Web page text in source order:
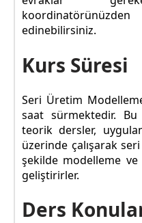
edinebilirsiniz.
Kurs Süresi
Seri Üretim
saat sürmektedir. Bu
teorik dersler,
üzerinde çalışarak
şekilde modelleme
geliştirirler.
Ders